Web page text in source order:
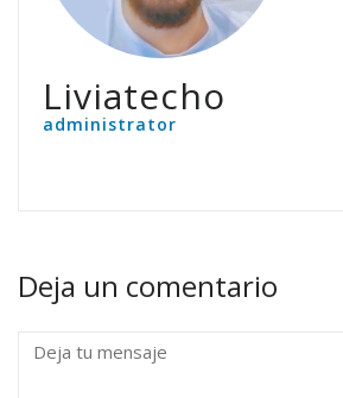
Liviatecho
administrator
Deja un comentario